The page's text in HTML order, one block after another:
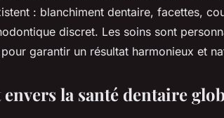
: blanchiment dentaire, facettes,
discret. Les soins sont
garantir un résultat harmonieux et
la santé dentaire